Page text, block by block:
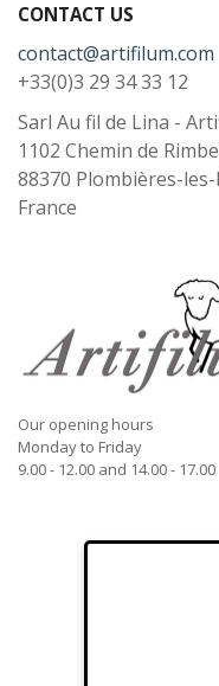
CONTACT US
contact@artifilum.com
+33(0)3 29 34 33 12
Sarl Au fil de Lina -
1102 Chemin de
88370 Plombières-
France
Our opening hours
Monday to Friday
9.00 - 12.00 and 14.00 - 17.00